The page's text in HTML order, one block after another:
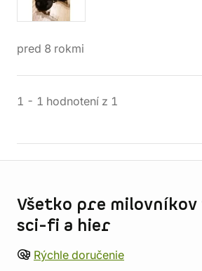
pred 8 rokmi
1 - 1 hodnotení z 1
Všetko pre
sci-fi a hier
Rýchle doručenie